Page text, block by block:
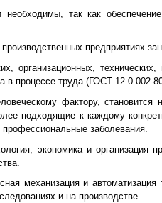
так как
предприятиях
организационных, технических,
в процессе труда (ГОСТ 12.0.002-
фактору, становится
подходящие к каждому
заболевания.
экономика и организация
механизация и автоматизация
и на производстве.